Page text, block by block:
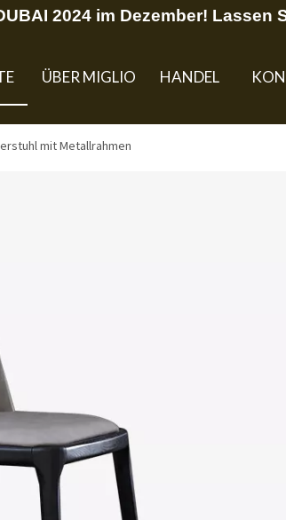
2024 im Dezember!
ÜBER MIGLIO HANDEL
mit Metallrahmen